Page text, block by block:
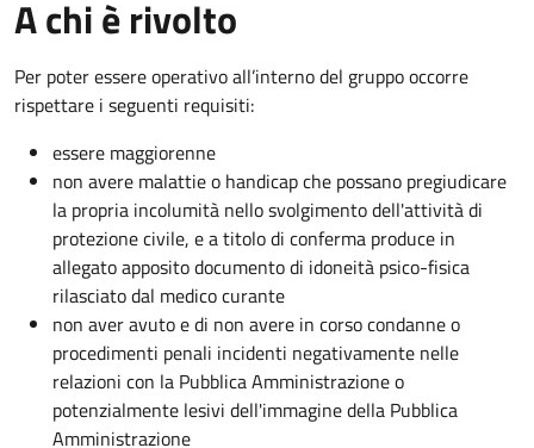
A chi è rivolto
Per poter essere operativo all’interno del gruppo occorre
rispettare i seguenti requisiti:
essere maggiorenne
non avere malattie o handicap che possano pregiudicare
la propria incolumità nello svolgimento dell'attività di
protezione civile, e a titolo di conferma produce in
allegato apposito documento di idoneità psico-fisica
rilasciato dal medico curante
non aver avuto e di non avere in corso condanne o
procedimenti penali incidenti negativamente nelle
relazioni con la Pubblica Amministrazione o
potenzialmente lesivi dell'immagine della Pubblica
Amministrazione